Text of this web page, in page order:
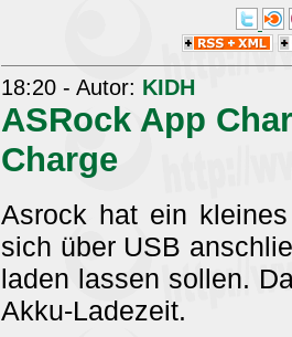
18:20 - Autor: KIDH
ASRock App
Charge
Asrock hat ein
sich über USB
laden lassen sollen.
Akku-Ladezeit.